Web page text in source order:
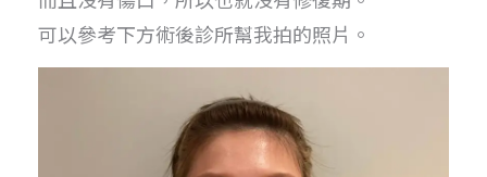
可以參考下方術後診所幫我拍的照片。